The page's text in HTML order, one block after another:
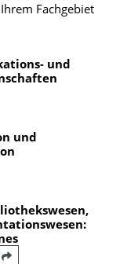
Fachgebiet
und
und